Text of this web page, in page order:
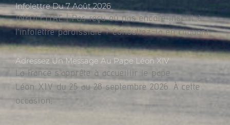
Infolettre Du 7 Août 2026
INFOLETTRE | Pas reçu ou pas encore inscrit à
l’infolettre paroissiale ? Consultez-la en cliquant
Adressez Un Message Au Pape Léon XIV
La France s’apprête à accueillir le pape
Léon XIV du 25 au 28 septembre 2026. À cette
occasion,